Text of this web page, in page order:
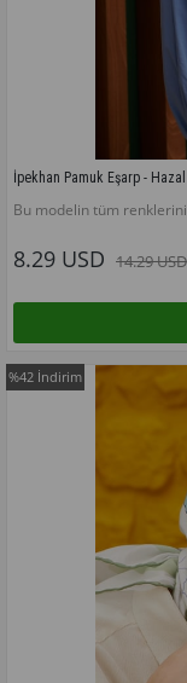
İpekhan Pamuk Eşarp -
Bu modelin tüm renklerini
8.29 USD 14.29 USD
%42 İndirim